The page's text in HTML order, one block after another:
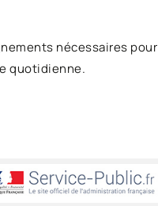
nécessaires pour
quotidienne.